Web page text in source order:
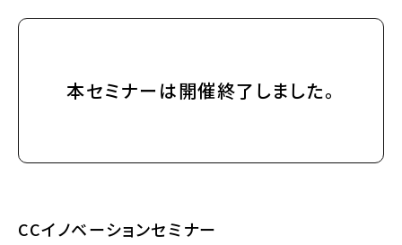
本セミナーは開催終了しました。
CCイノベーションセミナー